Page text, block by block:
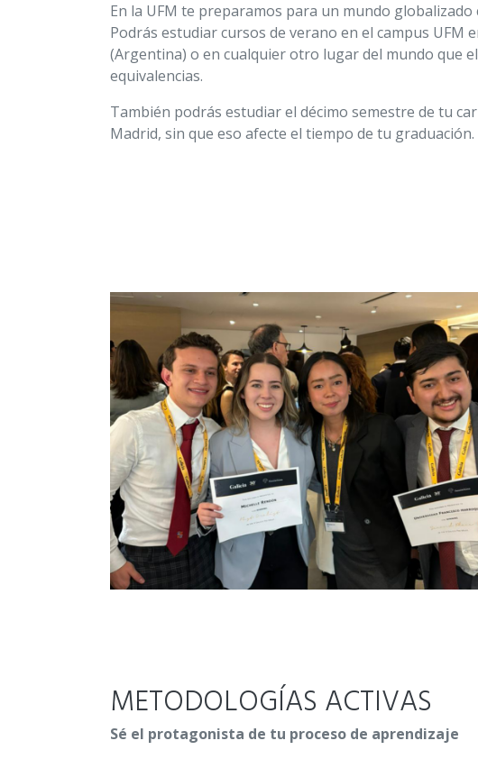
En la UFM te preparamos para un mundo
Podrás estudiar cursos de verano en el campus UFM
(Argentina) o en cualquier otro lugar del mundo que
equivalencias.
También podrás estudiar el décimo semestre de tu
Madrid, sin que eso afecte el tiempo de tu graduación.
METODOLOGÍAS ACTIVAS
Sé el protagonista de tu proceso de aprendizaje